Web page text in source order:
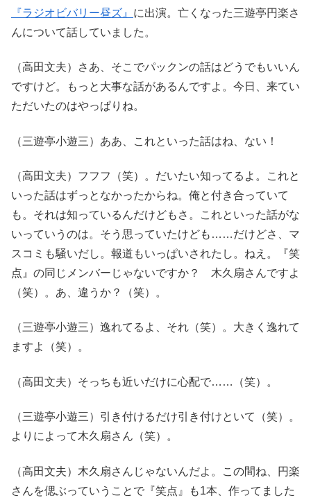
『ラジオビバリー昼ズ』 に出演。亡くなった三遊亭円楽さ
んについて話していました。
（高田文夫）さあ、そこでパックンの話はどうでもいいん
ですけど。もっと大事な話があるんですよ。今日、来てい
ただいたのはやっぱりね。
（三遊亭小遊三）ああ、これといった話はね、ない！
（高田文夫）フフフ（笑）。だいたい知ってるよ。これと
いった話はずっとなかったからね。俺と付き合っていて
も。それは知っているんだけどもさ。これといった話がな
いっていうのは。そう思っていたけども……だけどさ、マ
スコミも騒いだし。報道もいっぱいされたし。ねえ。『笑
点』の同じメンバーじゃないですか？ 木久扇さんですよ
（笑）。あ、違うか？（笑）。
（三遊亭小遊三）逸れてるよ、それ（笑）。大きく逸れて
ますよ（笑）。
（高田文夫）そっちも近いだけに心配で……（笑）。
（三遊亭小遊三）引き付けるだけ引き付けといて（笑）。
よりによって木久扇さん（笑）。
（高田文夫）木久扇さんじゃないんだよ。この間ね、円楽
さんを偲ぶっていうことで『笑点』も1本、作ってました